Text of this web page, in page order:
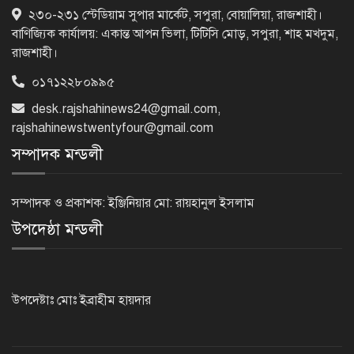
দুর্নীতিমুক্ত প্রশাসন গড়াই সরকারের মূল
লক্ষ্য : ভূমিমন্ত্রী
যাবে না: ভূমিমন্ত্রী
করতে পুলিশের বিশেষ অভিযানে
গ্রেপ্তার-২২
২৩০-২৩১ স্টেডিয়াম সুপার মার্কেট, সপুরা, বোয়ালিয়া, রাজশাহী।
বাণিজ্যিক কার্যালয়: একান্ত আপন ভিলা, টিটিসি মোড়, সপুরা, শাহ মখদুম,
রাজশাহী।
০১৭১২২৮০৯৯৫
desk.rajshahinews24@gmail.com,
rajshahinewstwentyfour@gmail.com
সম্পাদক মন্ডলী
সম্পাদক ও প্রকাশক: ইঞ্জিনিয়ার মো: রায়হানুল ইসলাম
উপদেষ্ঠা মন্ডলী
উপদেষ্টাঃ মোঃ ইব্রাহীম হায়দার